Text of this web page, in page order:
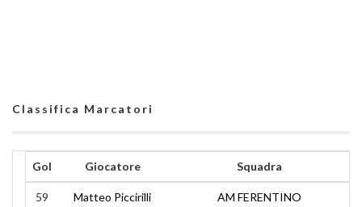
Classifica Marcatori
Gol Giocatore Squadra
59 Matteo Piccirilli AM FERENTINO